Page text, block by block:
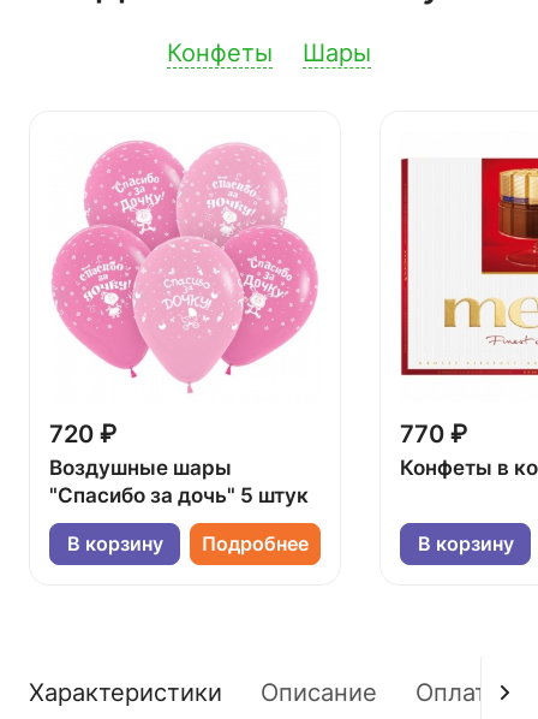
Конфеты Шары
720 ₽
Воздушные шары
"Спасибо за дочь" 5 штук
В корзину Подробнее
770 ₽
Конфеты в
В корзину
Характеристики Описание Оплата